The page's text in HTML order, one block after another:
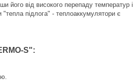
його від високого перепаду температур і
підлога" - теплоаккумулятори є
S":